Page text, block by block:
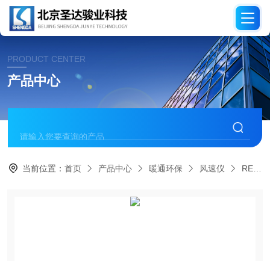
PRODUCT CENTER
产品中心
当前位置：首页 产品中心 暖通环保 风速仪 RE-2000风速仪校准装置检风速计的标准器（新款）